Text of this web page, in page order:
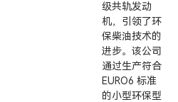
级共轨发动
机，引领了环
保柴油技术的
进步。该公司
通过生产符合
EURO6 标准
的小型环保型